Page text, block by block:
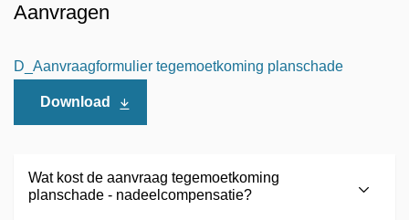
Aanvragen
D_Aanvraagformulier tegemoetkoming planschade
Download
Wat kost de aanvraag tegemoetkoming
planschade - nadeelcompensatie?